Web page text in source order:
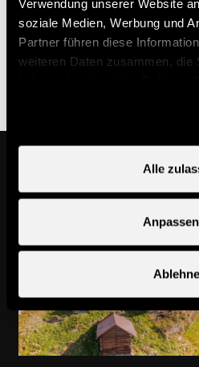
Verwendung unserer Website
soziale Medien, Werbung und
Partner führen diese
weiteren Daten zusammen, die
Alle
Anpassen
Nützliche
Mindestaufenthalt zwei Nächte
Das könnte Sie auch